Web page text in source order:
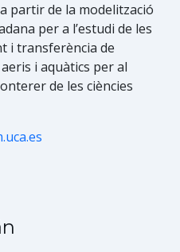
partir de la modelització
per a l’estudi de les
i transferència de
i aquàtics per al
de les ciències